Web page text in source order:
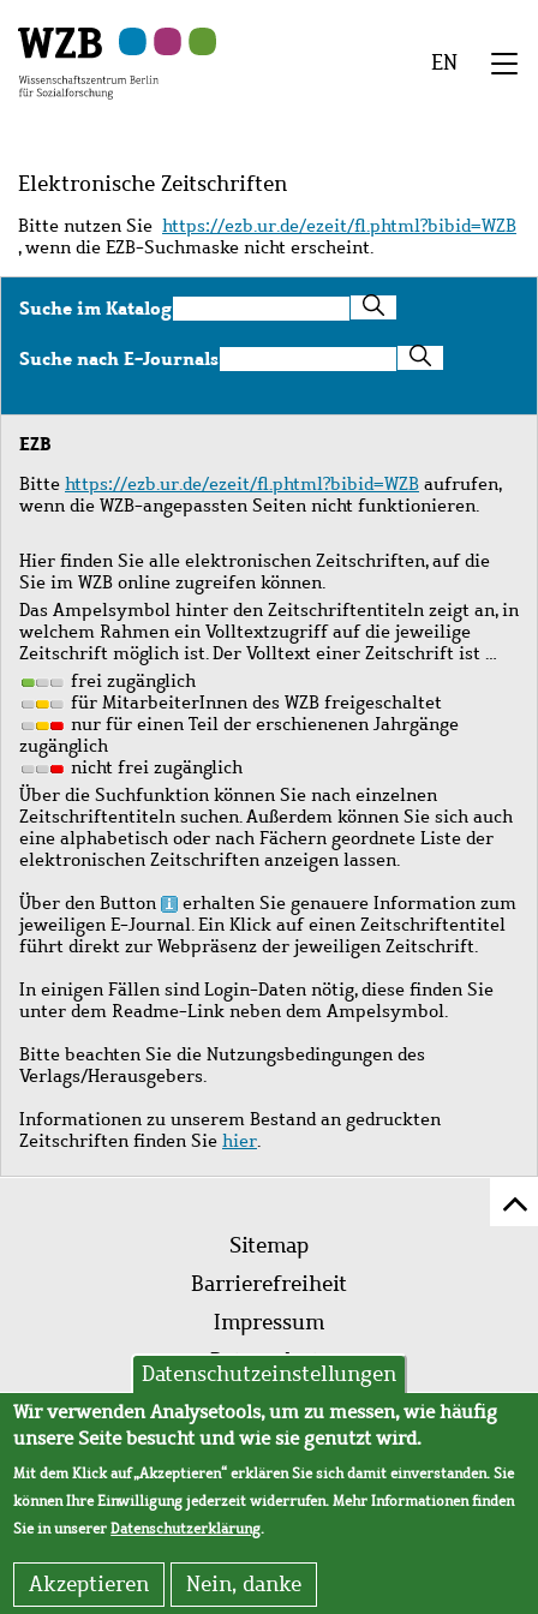
Hauptinhalt
springen
Navigation
springen
Suche
springen
Sekundärnavigation
springen
Fußzeile
springen
EN
Elektronische Zeitschriften
Bitte nutzen Sie https://ezb.ur.de/ezeit/fl.phtml?bibid=WZB
, wenn die EZB-Suchmaske nicht erscheint.
Suche im KatalogSuche
im
Katalog
Suche nach E-JournalsSuche
nach
Journals
EZB
Bitte https://ezb.ur.de/ezeit/fl.phtml?bibid=WZB aufrufen,
wenn die WZB-angepassten Seiten nicht funktionieren.
Hier finden Sie alle elektronischen Zeitschriften, auf die
Sie im WZB online zugreifen können.
Das Ampelsymbol hinter den Zeitschriftentiteln zeigt an, in
welchem Rahmen ein Volltextzugriff auf die jeweilige
Zeitschrift möglich ist. Der Volltext einer Zeitschrift ist …
frei zugänglich
für MitarbeiterInnen des WZB freigeschaltet
nur für einen Teil der erschienenen Jahrgänge
zugänglich
nicht frei zugänglich
Über die Suchfunktion können Sie nach einzelnen
Zeitschriftentiteln suchen. Außerdem können Sie sich auch
eine alphabetisch oder nach Fächern geordnete Liste der
elektronischen Zeitschriften anzeigen lassen.
Über den Button
erhalten Sie genauere Information zum
jeweiligen E-Journal. Ein Klick auf einen Zeitschriftentitel
führt direkt zur Webpräsenz der jeweiligen Zeitschrift.
In einigen Fällen sind Login-Daten nötig, diese finden Sie
unter dem Readme-Link neben dem Ampelsymbol.
Bitte beachten Sie die Nutzungsbedingungen des
Verlags/Herausgebers.
Informationen zu unserem Bestand an gedruckten
Zeitschriften finden Sie hier.
Fußleistenmenü
Sitemap
Barrierefreiheit
Impressum
Datenschutz
AVB
Datenschutzeinstellungen
Wir verwenden Analysetools, um zu messen, wie häufig
unsere Seite besucht und wie sie genutzt wird.
Mit dem Klick auf „Akzeptieren“ erklären Sie sich damit einverstanden. Sie
können Ihre Einwilligung jederzeit widerrufen. Mehr Informationen finden
Sie in unsererDatenschutzerklärung.
Akzeptieren Nein, danke